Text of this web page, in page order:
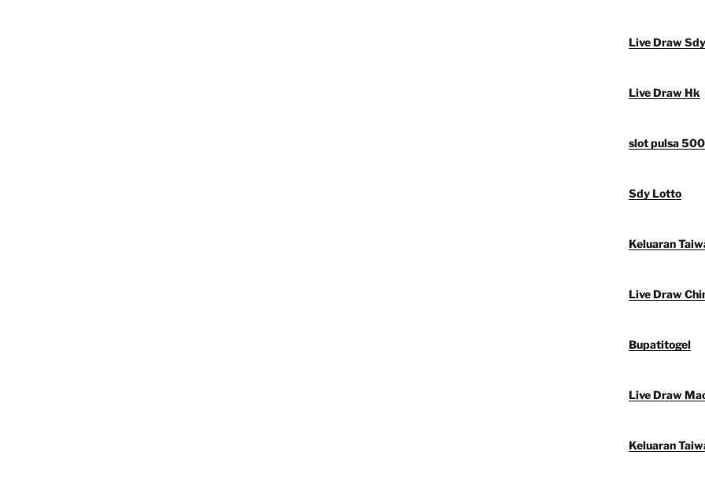
Live Draw Sdy
Live Draw Hk
slot pulsa
Sdy Lotto
Keluaran
Live Draw
Bupatitogel
Live Draw
Keluaran